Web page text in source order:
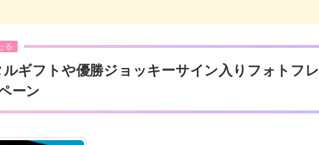
る
ギフトや優勝ジョッキーサイン入りフォトフレ
ーン